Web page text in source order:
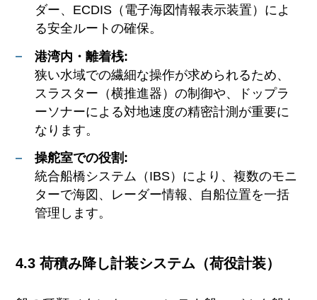
ダー、ECDIS（電子海図情報表示装置）によ
る安全ルートの確保。
港湾内・離着桟:
狭い水域での繊細な操作が求められるため、
スラスター（横推進器）の制御や、ドップラ
ーソナーによる対地速度の精密計測が重要に
なります。
操舵室での役割:
統合船橋システム（IBS）により、複数のモニ
ターで海図、レーダー情報、自船位置を一括
管理します。
4.3 荷積み降し計装システム（荷役計装）